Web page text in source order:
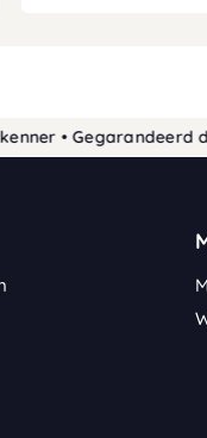
• Gegarandeerd de